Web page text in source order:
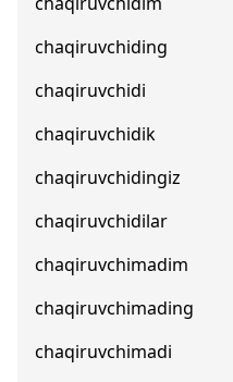
chaqiruvchiding
chaqiruvchidi
chaqiruvchidik
chaqiruvchidingiz
chaqiruvchidilar
chaqiruvchimadim
chaqiruvchimading
chaqiruvchimadi